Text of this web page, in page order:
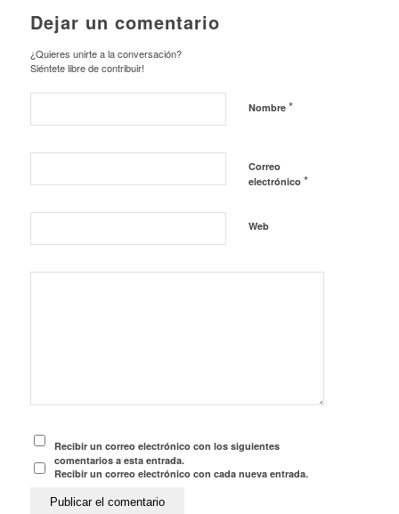
Dejar un comentario
¿Quieres unirte a la conversación?
Siéntete libre de contribuir!
Nombre *
Correo
electrónico *
Web
Recibir un correo electrónico con los siguientes
comentarios a esta entrada.
Recibir un correo electrónico con cada nueva entrada.